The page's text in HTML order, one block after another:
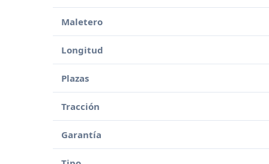
Maletero
Longitud
Plazas
Tracción
Garantía